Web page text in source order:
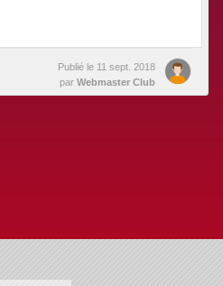
Publié le 11 sept. 2018
par Webmaster Club